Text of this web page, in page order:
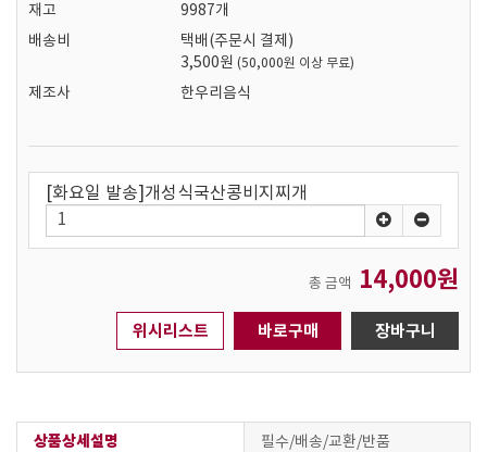
재고
9987개
배송비
택배(주문시 결제)
3,500원 (50,000원 이상 무료)
제조사 한우리음식
[화요일 발송]개성식국산콩비지찌개
총 금액 14,000원
위시리스트
상품상세설명 필수/배송/교환/반품